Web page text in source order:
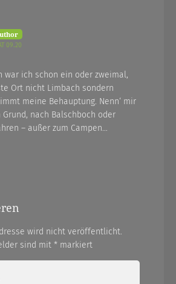
09.20
war ich schon ein oder zweimal,
Ort nicht Limbach sondern
meine Behauptung. Nenn‘ mir
nach Balschboch oder
– außer zum Campen…
wird nicht veröffentlicht.
sind mit * markiert